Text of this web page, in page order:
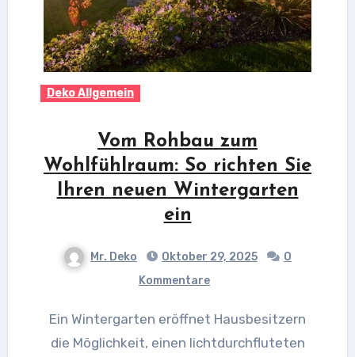
Deko Allgemein
Vom Rohbau zum
Wohlfühlraum: So richten Sie
Ihren neuen Wintergarten
ein
Mr. Deko Oktober 29, 2025
0
Kommentare
Ein Wintergarten eröffnet Hausbesitzern
die Möglichkeit, einen lichtdurchfluteten